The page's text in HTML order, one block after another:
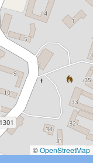
©OpenStreetMap